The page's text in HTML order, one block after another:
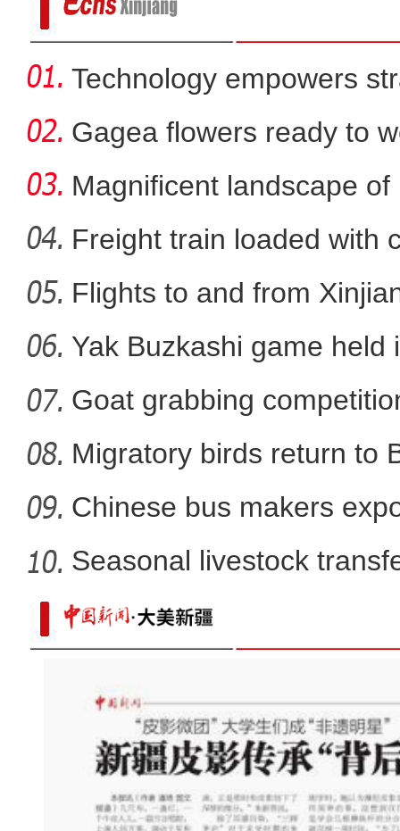
新疆“旅交会”：260多套
MG动画丨带你认识新疆鹿
Technology empowers
Xi
Gagea flowers ready to
Nal
Magnificent landscape
La
Freight train loaded with
Flights to and from
Yak Buzkashi game held
Goat grabbing
Migratory birds return to
Chinese bus makers
energy ve
Seasonal livestock